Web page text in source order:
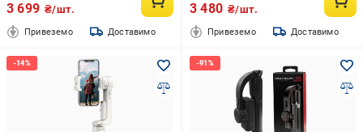
3 699 ₴/шт.
Привеземо Доставимо
3 480 ₴/шт.
Привеземо Доставимо